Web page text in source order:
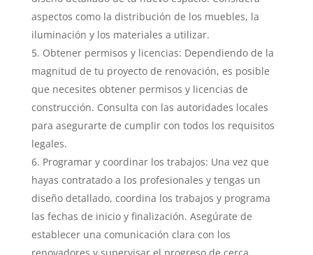
aspectos como la distribución de los muebles, la
iluminación y los materiales a utilizar.
Obtener permisos y licencias: Dependiendo de la
magnitud de tu proyecto de renovación, es posible
que necesites obtener permisos y licencias de
construcción. Consulta con las autoridades locales
para asegurarte de cumplir con todos los requisitos
legales.
Programar y coordinar los trabajos: Una vez que
hayas contratado a los profesionales y tengas un
diseño detallado, coordina los trabajos y programa
las fechas de inicio y finalización. Asegúrate de
establecer una comunicación clara con los